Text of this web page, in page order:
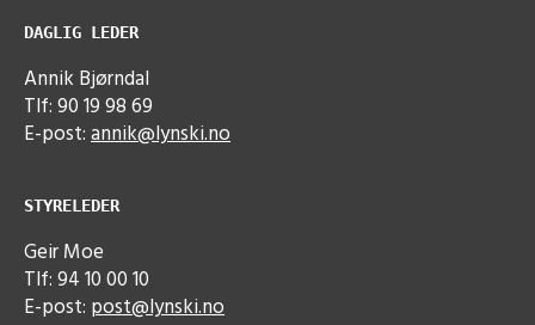
DAGLIG LEDER
Annik Bjørndal
Tlf: 90 19 98 69
E-post:annik@lynski.no
STYRELEDER
Geir Moe
Tlf: 94 10 00 10
E-post: post@lynski.no